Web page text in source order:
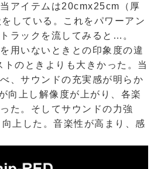
アイテムは20cmx25cm（厚
している。これをパワーアン
ラックを流してみると…。
用いないときとの印象度の違
のときよりも大きかった。当
、サウンドの充実感が明らか
向上し解像度が上がり、各楽
た。そしてサウンドの力強
上した。音楽性が高まり、感